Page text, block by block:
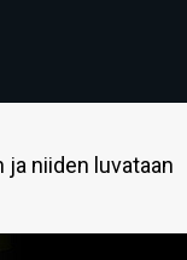
niiden luvataan